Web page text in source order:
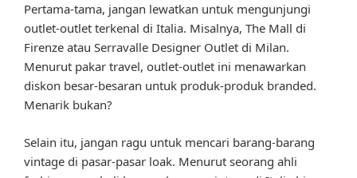
Pertama-tama, jangan lewatkan untuk mengunjungi
outlet-outlet terkenal di Italia. Misalnya, The Mall di
Firenze atau Serravalle Designer Outlet di Milan.
Menurut pakar travel, outlet-outlet ini menawarkan
diskon besar-besaran untuk produk-produk branded.
Menarik bukan?
Selain itu, jangan ragu untuk mencari barang-barang
vintage di pasar-pasar loak. Menurut seorang ahli